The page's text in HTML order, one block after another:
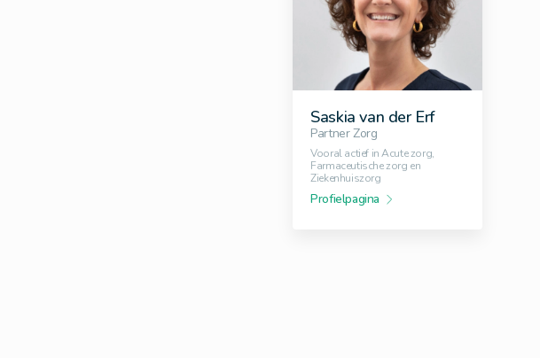
Saskia van der Erf
Partner Zorg
Vooral actief in Acute zorg,
Farmaceutische zorg en
Ziekenhuiszorg
Profielpagina